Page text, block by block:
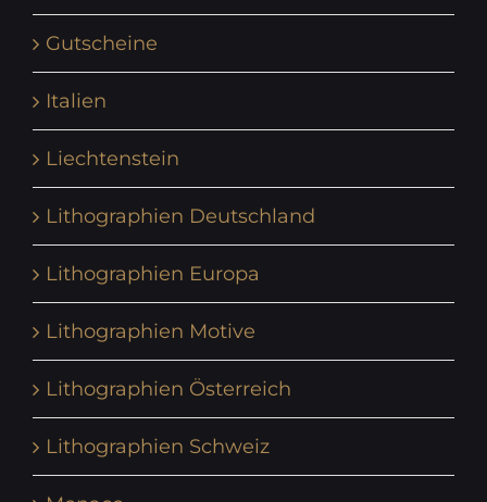
Gutscheine
Italien
Liechtenstein
Lithographien Deutschland
Lithographien Europa
Lithographien Motive
Lithographien Österreich
Lithographien Schweiz